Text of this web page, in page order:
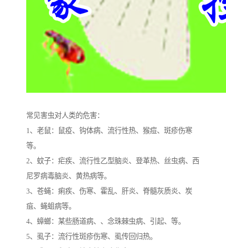
常见害虫对人类的危害：
1、老鼠：鼠疫、钩体病、流行性热、猴痘、斑疹伤寒
等。
2、蚊子：疟疾、流行性乙型脑炎、登革热、丝虫病、西
尼罗病毒脑炎、黄热病等。
3、苍蝇：痢疾、伤寒、霍乱、肝炎、脊髓灰质炎、炭
疽、蝇蛆病等。
4、蟑螂：某些肠道病、、念珠棘虫病、引起、等。
5、虱子：流行性斑疹伤寒、虱传回归热。